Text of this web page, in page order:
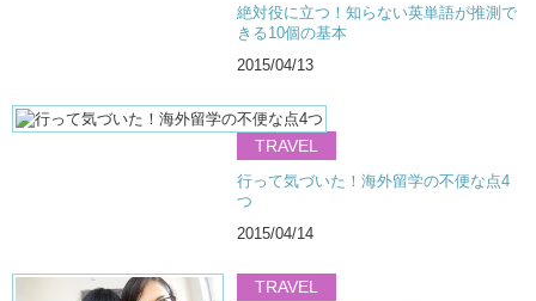
絶対役に立つ！知らない英単語が推測で
きる10個の基本
2015/04/13
TRAVEL
行って気づいた！海外留学の不便な点4
つ
2015/04/14
TRAVEL